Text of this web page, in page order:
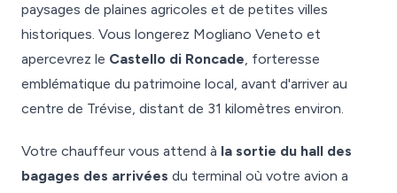
paysages de plaines agricoles et de petites villes
historiques. Vous longerez Mogliano Veneto et
apercevrez le Castello di Roncade, forteresse
emblématique du patrimoine local, avant d'arriver au
centre de Trévise, distant de 31 kilomètres environ.
Votre chauffeur vous attend à la sortie du hall des
bagages des arrivées du terminal où votre avion a